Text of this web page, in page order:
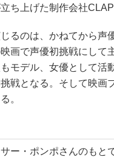
ち上げた制作会社CLAP
るのは、かねてから声
画で声優初挑戦にして
モデル、女優として活
戦となる。そして映画
。
ー・ポンポさんのもと